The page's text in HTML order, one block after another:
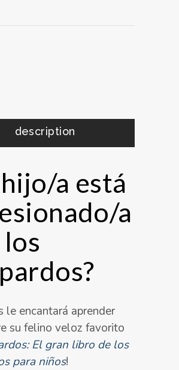
description
hijo/a está
a
le encantará aprender
su felino veloz favorito
El gran libro de los
para niños!